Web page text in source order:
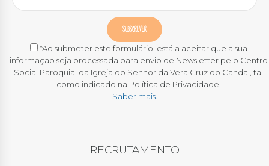
*Ao submeter este formulário, está a aceitar que a sua
informação seja processada para envio de Newsletter pelo Centro
Social Paroquial da Igreja do Senhor da Vera Cruz do Candal, tal
como indicado na Política de Privacidade.
Saber mais.
RECRUTAMENTO